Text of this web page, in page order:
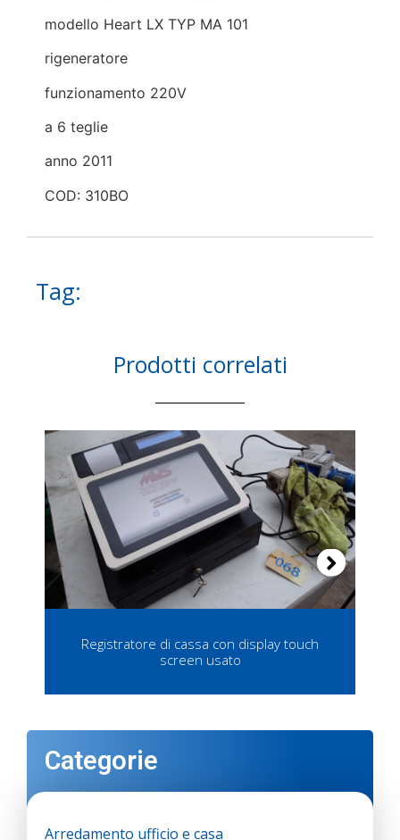
Categorie
Arredamento ufficio e casa
modello Heart LX TYP MA 101
rigeneratore
funzionamento 220V
a 6 teglie
anno 2011
COD: 310BO
Tag:
Prodotti correlati
Registratore di cassa con display touch
screen usato